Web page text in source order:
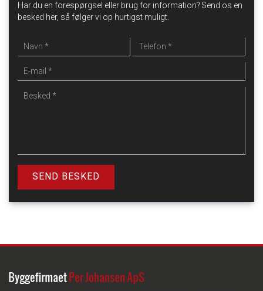
Har du en forespørgsel eller brug for information? Send os en
besked her, så følger vi op hurtigst muligt.